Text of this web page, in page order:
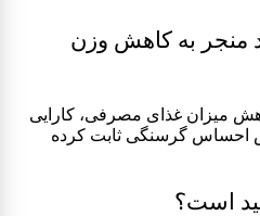
منجر به کاهش وزن
میزان غذای مصرفی، کارایی
احساس گرسنگی ثابت کرده
است؟